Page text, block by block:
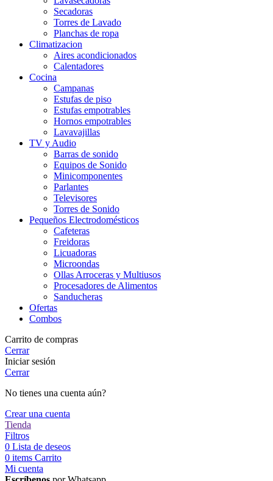
Secadoras
Torres de Lavado
Planchas de ropa
Climatizacion
Aires acondicionados
Calentadores
Cocina
Campanas
Estufas de piso
Estufas empotrables
Hornos empotrables
Lavavajillas
TV y Audio
Barras de sonido
Equipos de Sonido
Minicomponentes
Parlantes
Televisores
Torres de Sonido
Pequeños Electrodomésticos
Cafeteras
Freidoras
Licuadoras
Microondas
Ollas Arroceras y Multiusos
Procesadores de Alimentos
Sanducheras
Ofertas
Combos
Carrito de compras
Cerrar
Iniciar sesión
Cerrar
No tienes una cuenta aún?
Crear una cuenta
Tienda
Filtros
0 Lista de deseos
0 items Carrito
Mi cuenta